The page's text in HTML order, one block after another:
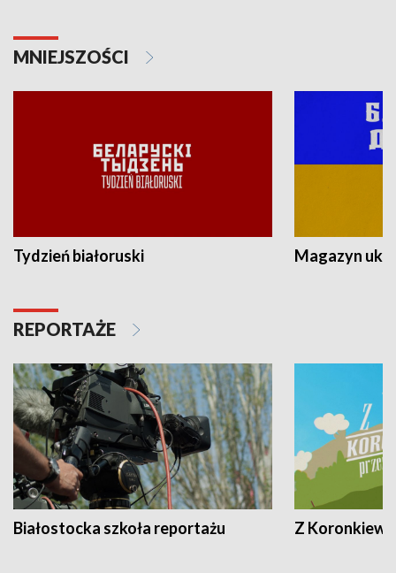
MNIEJSZOŚCI
Tydzień białoruski Magazyn
REPORTAŻE
Białostocka szkoła reportażu Z